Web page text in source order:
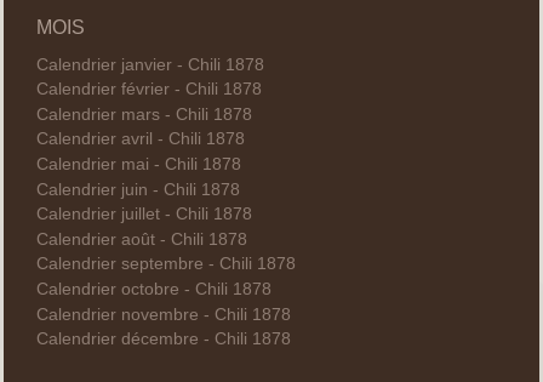
MOIS
Calendrier janvier - Chili 1878
Calendrier février - Chili 1878
Calendrier mars - Chili 1878
Calendrier avril - Chili 1878
Calendrier mai - Chili 1878
Calendrier juin - Chili 1878
Calendrier juillet - Chili 1878
Calendrier août - Chili 1878
Calendrier septembre - Chili 1878
Calendrier octobre - Chili 1878
Calendrier novembre - Chili 1878
Calendrier décembre - Chili 1878